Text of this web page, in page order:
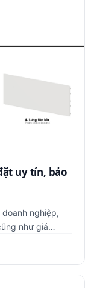
uy tín, bảo
doanh nghiệp,
như giá